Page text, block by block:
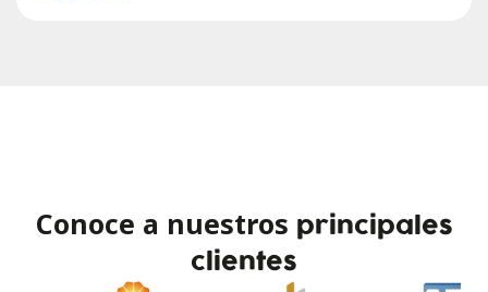
Conoce a nuestros principales
clientes